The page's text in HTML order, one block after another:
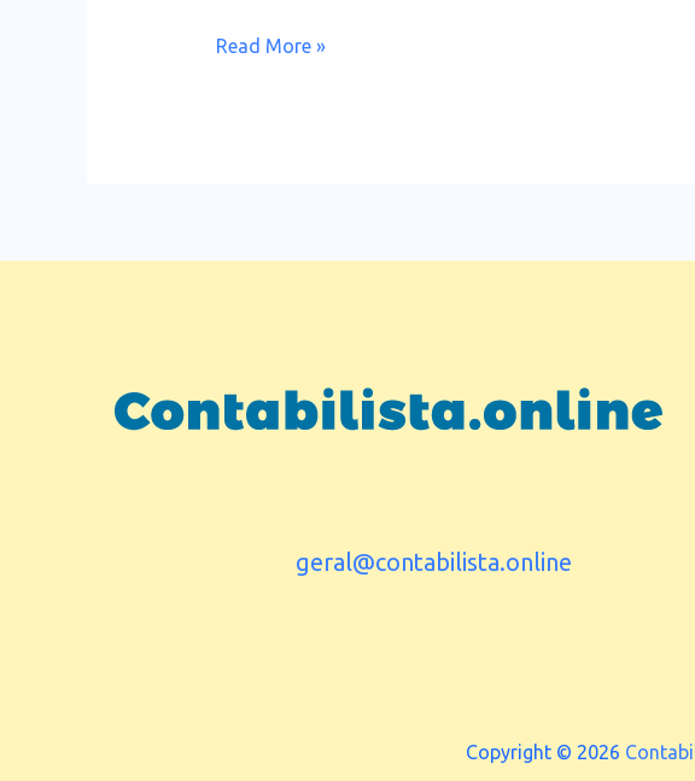
Read More »
geral@contabilista.online
Copyright © 2026